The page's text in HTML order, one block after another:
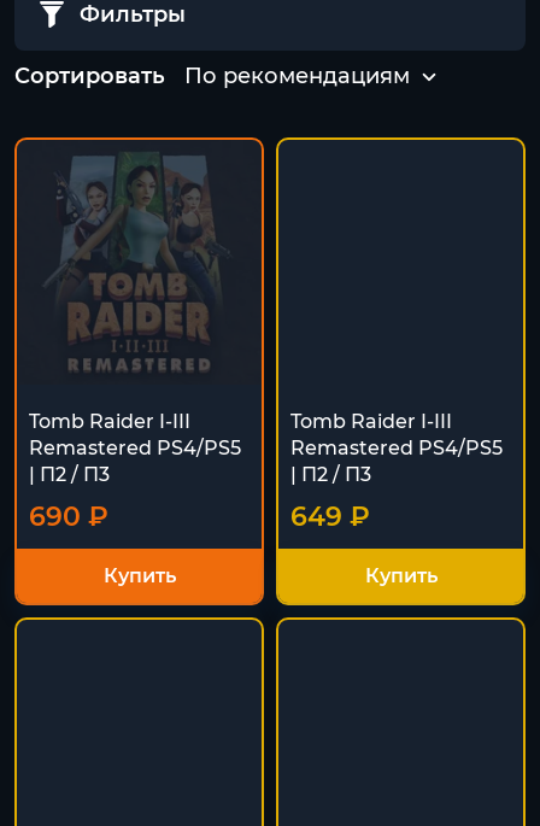
Фильтры
Сортировать По рекомендациям
Tomb Raider I-III
Remastered PS4/PS5
| П2 / П3
690 ₽
Купить
Tomb Raider I-III
Remastered PS4/PS5
| П2 / П3
649 ₽
Купить